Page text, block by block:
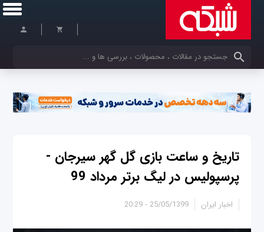
کلمات کلیدی خود را وارد کنید
تاریخ و ساعت بازی گل گهر سیرجان -
پرسپولیس در لیگ برتر مرداد 99
25/05/1399 - 20:29 اخبار ایران